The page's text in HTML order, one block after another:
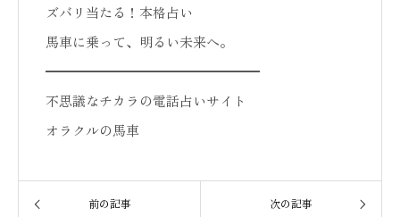
ズバリ当たる！本格占い
馬車に乗って、明るい未来へ。
━━━━━━━━━━━━━━━━
不思議なチカラの電話占いサイト
オラクルの馬車
前の記事 次の記事